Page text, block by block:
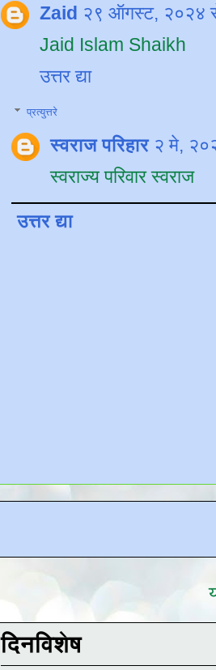
Zaid २९ ऑगस्ट, २०२४
Jaid Islam Shaikh
उत्तर द्या
प्रत्युत्तरे
स्वराज परिहार २ मे,
स्वराज्य परिवार स्वराज
उत्तर द्या
दिनविशेष